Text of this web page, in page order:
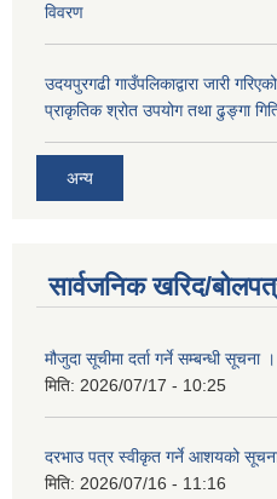
विवरण
उदयपुरगढी गाउँपलिकाद्वारा जारी
प्राकृतिक श्रोत उपयोग तथा ढुङ्गा
अन्य
सार्वजनिक खरिद/
मौजुदा सूचीमा दर्ता गर्ने सम्बन्धी
मिति: 2026/07/17 - 10:25
दरभाउ पत्र स्वीकृत गर्ने आशयको
मिति: 2026/07/16 - 11:16